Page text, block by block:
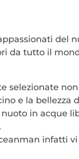
del
da tutto il
selezionate
e la bellezza
in acque
infatti